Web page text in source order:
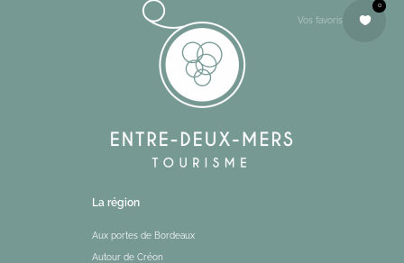
Vos favoris
0
La région
Aux portes de Bordeaux
Autour de Créon